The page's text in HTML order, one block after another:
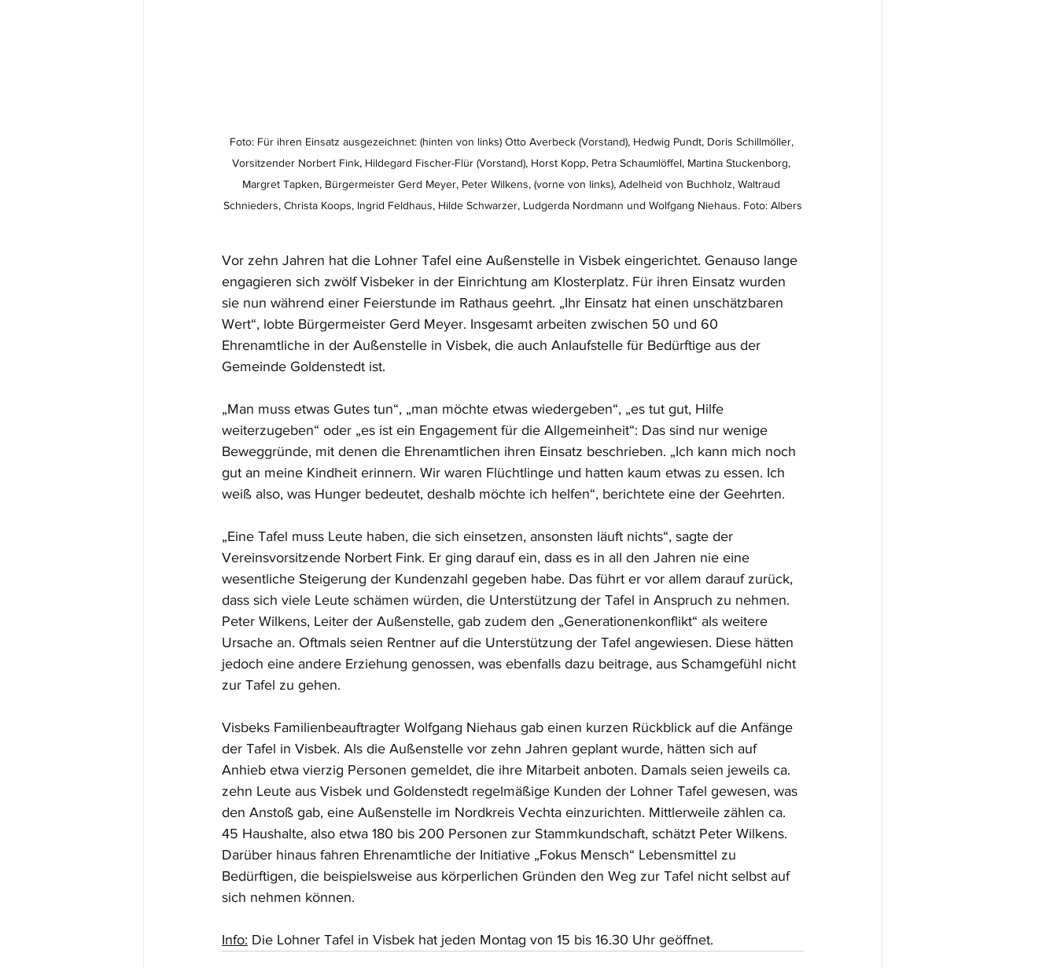
Foto: Für ihren Einsatz ausgezeichnet: (hinten von links) Otto Averbeck (Vorstand), Hedwig Pundt, Doris Schillmöller,
Vorsitzender Norbert Fink, Hildegard Fischer-Flür (Vorstand), Horst Kopp, Petra Schaumlöffel, Martina Stuckenborg,
Margret Tapken, Bürgermeister Gerd Meyer, Peter Wilkens, (vorne von links), Adelheid von Buchholz, Waltraud
Schnieders, Christa Koops, Ingrid Feldhaus, Hilde Schwarzer, Ludgerda Nordmann und Wolfgang Niehaus. Foto: Albers
Vor zehn Jahren hat die Lohner Tafel eine Außenstelle in Visbek eingerichtet. Genauso lange
engagieren sich zwölf Visbeker in der Einrichtung am Klosterplatz. Für ihren Einsatz wurden
sie nun während einer Feierstunde im Rathaus geehrt. „Ihr Einsatz hat einen unschätzbaren
Wert“, lobte Bürgermeister Gerd Meyer. Insgesamt arbeiten zwischen 50 und 60
Ehrenamtliche in der Außenstelle in Visbek, die auch Anlaufstelle für Bedürftige aus der
Gemeinde Goldenstedt ist.
„Man muss etwas Gutes tun“, „man möchte etwas wiedergeben“, „es tut gut, Hilfe
weiterzugeben“ oder „es ist ein Engagement für die Allgemeinheit“: Das sind nur wenige
Beweggründe, mit denen die Ehrenamtlichen ihren Einsatz beschrieben. „Ich kann mich noch
gut an meine Kindheit erinnern. Wir waren Flüchtlinge und hatten kaum etwas zu essen. Ich
weiß also, was Hunger bedeutet, deshalb möchte ich helfen“, berichtete eine der Geehrten.
„Eine Tafel muss Leute haben, die sich einsetzen, ansonsten läuft nichts“, sagte der
Vereinsvorsitzende Norbert Fink. Er ging darauf ein, dass es in all den Jahren nie eine
wesentliche Steigerung der Kundenzahl gegeben habe. Das führt er vor allem darauf zurück,
dass sich viele Leute schämen würden, die Unterstützung der Tafel in Anspruch zu nehmen.
Peter Wilkens, Leiter der Außenstelle, gab zudem den „Generationenkonflikt“ als weitere
Ursache an. Oftmals seien Rentner auf die Unterstützung der Tafel angewiesen. Diese hätten
jedoch eine andere Erziehung genossen, was ebenfalls dazu beitrage, aus Schamgefühl nicht
zur Tafel zu gehen.
Visbeks Familienbeauftragter Wolfgang Niehaus gab einen kurzen Rückblick auf die Anfänge
der Tafel in Visbek. Als die Außenstelle vor zehn Jahren geplant wurde, hätten sich auf
Anhieb etwa vierzig Personen gemeldet, die ihre Mitarbeit anboten. Damals seien jeweils ca.
zehn Leute aus Visbek und Goldenstedt regelmäßige Kunden der Lohner Tafel gewesen, was
den Anstoß gab, eine Außenstelle im Nordkreis Vechta einzurichten. Mittlerweile zählen ca.
45 Haushalte, also etwa 180 bis 200 Personen zur Stammkundschaft, schätzt Peter Wilkens.
Darüber hinaus fahren Ehrenamtliche der Initiative „Fokus Mensch“ Lebensmittel zu
Bedürftigen, die beispielsweise aus körperlichen Gründen den Weg zur Tafel nicht selbst auf
sich nehmen können.
Info: Die Lohner Tafel in Visbek hat jeden Montag von 15 bis 16.30 Uhr geöffnet.